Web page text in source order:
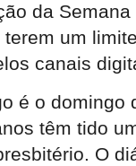
da
um
canais
é o domingo
têm tido
O